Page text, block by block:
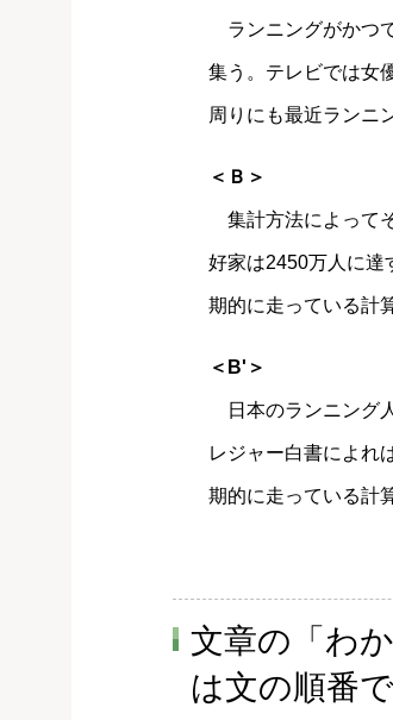
ランニングがかつ
集う。テレビでは女
周りにも最近ランニ
＜Ｂ＞
集計方法によって
好家は2450万人に達
期的に走っている計
＜B'＞
日本のランニング
レジャー白書によれ
期的に走っている計
文章の「わ
は文の順番